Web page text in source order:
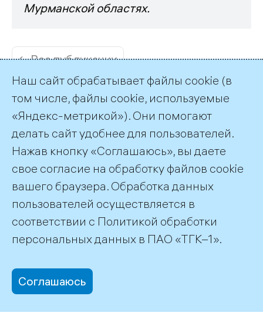
Мурманской областях.
← Все публикации
Пресс-служба ТГК-1
+7 (812) 688-32-84
press@tgc1.ru
©2026 ПАО «ТГК–1»
office@tgc1.ru
Наш сайт обрабатывает файлы cookie (в
том числе, файлы cookie, используемые
«Яндекс-метрикой»). Они помогают
делать сайт удобнее для пользователей.
Нажав кнопку «Соглашаюсь», вы даете
свое согласие на обработку файлов cookie
вашего браузера. Обработка данных
пользователей осуществляется в
соответствии с Политикой обработки
персональных данных в ПАО «ТГК–1».
Соглашаюсь